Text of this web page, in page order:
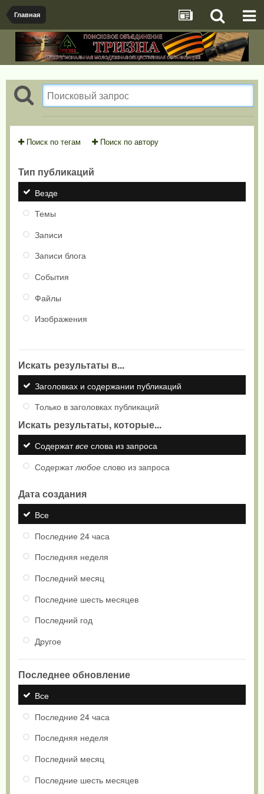
Главная
Поиск по тегам Поиск по автору
Тип публикаций
Везде
Темы
Записи
Записи блога
События
Файлы
Изображения
Искать результаты в...
Заголовках и содержании публикаций
Только в заголовках публикаций
Искать результаты, которые...
Содержатвсе слова из запроса
Содержатлюбое слово из запроса
Дата создания
Все
Последние 24 часа
Последняя неделя
Последний месяц
Последние шесть месяцев
Последний год
Другое
Последнее обновление
Все
Последние 24 часа
Последняя неделя
Последний месяц
Последние шесть месяцев